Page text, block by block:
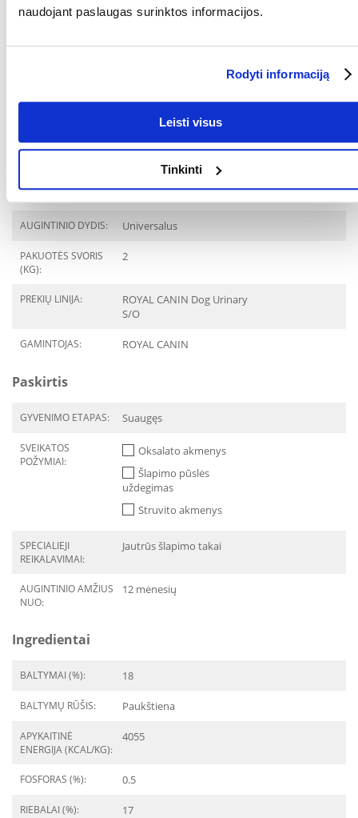
naudojant paslaugas surinktos informacijos.
Rodyti informaciją
Leisti visus
Tinkinti
Analitiniai ingredientai:
Žali pluoštai: 2,2% - Kalcis: 0,5% - Fosforas: 0,5% - Natris: 1,1% -
rūgštinančios medžiagos: kalcio sulfatas (0,88%), DL -metioninas (0,6%)
Parametrai
AUGINTINIO DYDIS: Universalus
PAKUOTĖS SVORIS
(KG):
2
PREKIŲ LINIJA:
ROYAL CANIN Dog Urinary
S/O
GAMINTOJAS: ROYAL CANIN
Paskirtis
GYVENIMO ETAPAS: Suaugęs
SVEIKATOS
POŽYMIAI:
Oksalato akmenys
Šlapimo pūslės
uždegimas
Struvito akmenys
SPECIALIEJI
REIKALAVIMAI:
Jautrūs šlapimo takai
AUGINTINIO AMŽIUS
NUO:
12 mėnesių
Ingredientai
BALTYMAI (%): 18
BALTYMŲ RŪŠIS: Paukštiena
APYKAITINĖ
ENERGIJA (KCAL/KG):
4055
FOSFORAS (%): 0.5
RIEBALAI (%): 17